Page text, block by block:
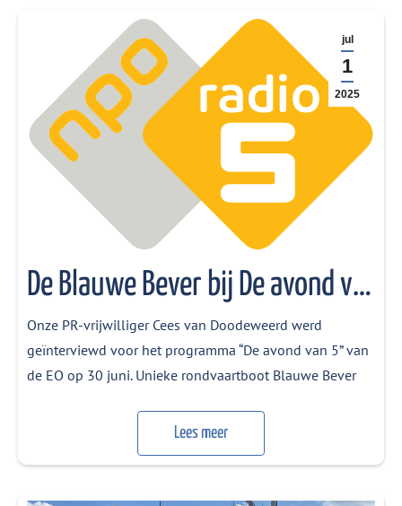
jul
1
2025
De Blauwe Bever bij De avond van 5
Onze PR-vrijwilliger Cees van Doodeweerd werd
geïnterviewd voor het programma “De avond van 5” van
de EO op 30 juni. Unieke rondvaartboot Blauwe Bever
Utrecht vaart al 25 jaar een bijzonder schip over de
Nederrijn: De Blauwe Bever. En dat zijn niet zomaar
Lees meer